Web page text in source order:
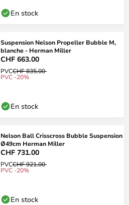
En stock
Suspension Nelson Propeller Bubble M,
blanche - Herman Miller
CHF 663.00
PVCCHF 835.00
PVC -20%
En stock
Nelson Ball Crisscross Bubble Suspension
Ø49cm Herman Miller
CHF 731.00
PVCCHF 921.00
PVC -20%
En stock